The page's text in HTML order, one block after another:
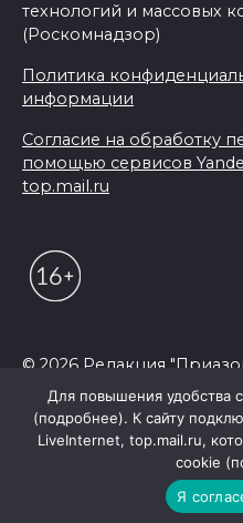
технологий и массовых
(Роскомнадзор)
Политика
информации
Согласие на обработку
помощью сервисов
top.mail.ru
© 2026 Редакция
Для повышения удобства
(подробнее). К сайту
LiveInternet, top.mail.ru,
cookie
Я